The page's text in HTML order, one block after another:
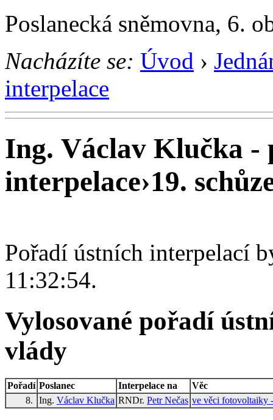
Poslanecká sněmovna, 6.
Nacházíte se: Úvod ›
interpelace
Ing. Václav Klučka -
interpelace›19.
Pořadí ústních interpelací
11:32:54.
Vylosované pořadí
vlády
Pořadí Poslanec Interpelace na
Věc
8.
Ing. Václav Klučka RNDr. Petr Nečas ve věci fotovoltaiky